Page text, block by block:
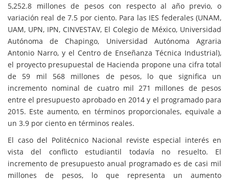
5,252.8 millones de pesos con respecto al año previo, o
variación real de 7.5 por ciento. Para las IES federales (UNAM,
UAM, UPN, IPN, CINVESTAV, El Colegio de México, Universidad
Autónoma de Chapingo, Universidad Autónoma Agraria
Antonio Narro, y el Centro de Enseñanza Técnica Industrial),
el proyecto presupuestal de Hacienda propone una cifra total
de 59 mil 568 millones de pesos, lo que significa un
incremento nominal de cuatro mil 271 millones de pesos
entre el presupuesto aprobado en 2014 y el programado para
2015. Este aumento, en términos proporcionales, equivale a
un 3.9 por ciento en términos reales.
El caso del Politécnico Nacional reviste especial interés en
vista del conflicto estudiantil todavía no resuelto. El
incremento de presupuesto anual programado es de casi mil
millones de pesos, lo que representa un aumento